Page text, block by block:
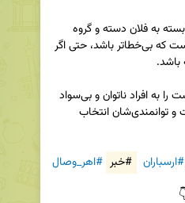
#ارسباران #خبر #اهر_وصال